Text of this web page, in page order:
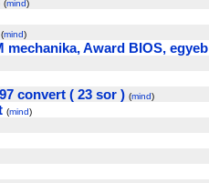
(mind)
(mind)
mechanika, Award BIOS,
convert ( 23 sor ) (mind)
(mind)